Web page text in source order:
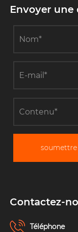
Envoyer une
soumettre
Contactez-
Téléphone